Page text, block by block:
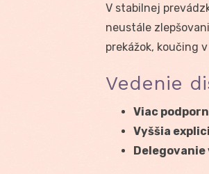
V stabilnej
neustále
prekážok, koučing
Vedenie
Viac
Vyššia
Delegovanie